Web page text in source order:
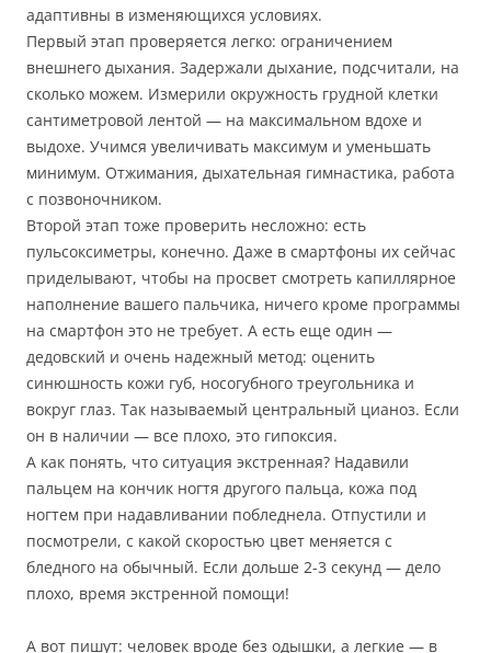
адаптивны в изменяющихся условиях.
Первый этап проверяется легко: ограничением
внешнего дыхания. Задержали дыхание, подсчитали, на
сколько можем. Измерили окружность грудной клетки
сантиметровой лентой — на максимальном вдохе и
выдохе. Учимся увеличивать максимум и уменьшать
минимум. Отжимания, дыхательная гимнастика, работа
с позвоночником.
Второй этап тоже проверить несложно: есть
пульсоксиметры, конечно. Даже в смартфоны их сейчас
приделывают, чтобы на просвет смотреть капиллярное
наполнение вашего пальчика, ничего кроме программы
на смартфон это не требует. А есть еще один —
дедовский и очень надежный метод: оценить
синюшность кожи губ, носогубного треугольника и
вокруг глаз. Так называемый центральный цианоз. Если
он в наличии — все плохо, это гипоксия.
А как понять, что ситуация экстренная? Надавили
пальцем на кончик ногтя другого пальца, кожа под
ногтем при надавливании побледнела. Отпустили и
посмотрели, с какой скоростью цвет меняется с
бледного на обычный. Если дольше 2-3 секунд — дело
плохо, время экстренной помощи!
А вот пишут: человек вроде без одышки, а легкие — в